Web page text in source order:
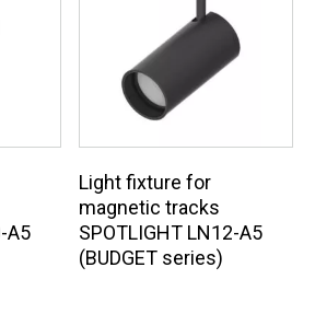
A5
Light fixture for
magnetic tracks
SPOTLIGHT LN12-A5
(BUDGET series)